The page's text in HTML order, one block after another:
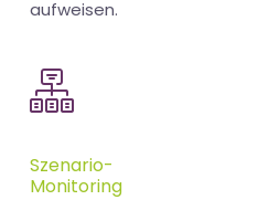
aufweisen.
Szenario-
Monitoring